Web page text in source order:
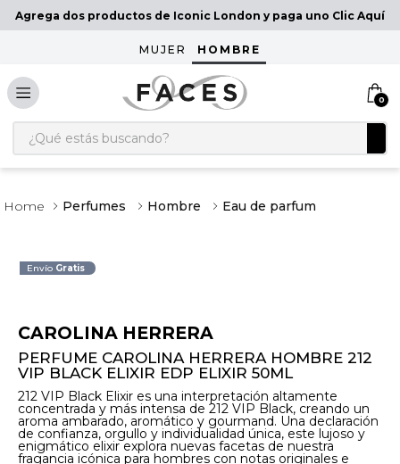
Agrega dos productos de Iconic London y paga uno Clic Aquí
MUJER HOMBRE
0
¿Qué estás buscando?
Perfumes Hombre Eau de parfum
Envío Gratis
CAROLINA HERRERA
PERFUME CAROLINA HERRERA HOMBRE 212
VIP BLACK ELIXIR EDP ELIXIR 50ML
212 VIP Black Elixir es una interpretación altamente
concentrada y más intensa de 212 VIP Black, creando un
aroma ambarado, aromático y gourmand. Una declaración
de confianza, orgullo y individualidad única, este lujoso y
enigmático elixir explora nuevas facetas de nuestra
fragancia icónica para hombres con notas originales e